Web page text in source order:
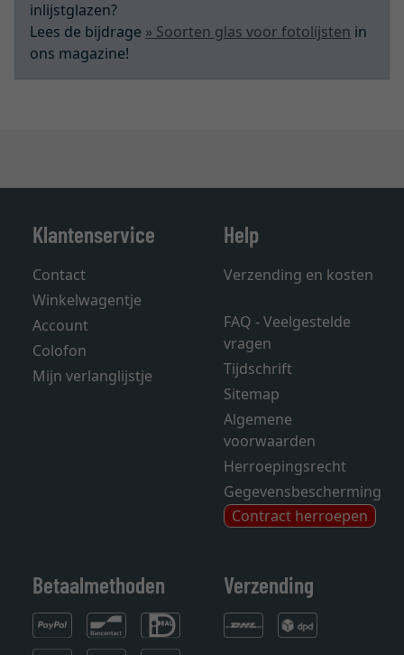
inlijstglazen?
Lees de bijdrage » Soorten glas voor fotolijsten in
ons magazine!
Klantenservice
Contact
Winkelwagentje
Account
Colofon
Mijn verlanglijstje
Help
Verzending en kosten
FAQ - Veelgestelde
vragen
Tijdschrift
Sitemap
Algemene
voorwaarden
Herroepingsrecht
Gegevensbescherming
Contract herroepen
Betaalmethoden Verzending